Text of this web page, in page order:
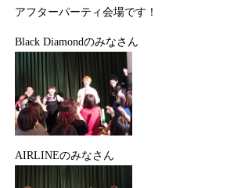
アフターパーティ会場です！
Black Diamondのみなさん
AIRLINEのみなさん